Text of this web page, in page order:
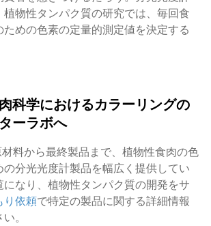
物性タンパク質の研究では、毎回食
めの色素の定量的測定値を決定する
科学におけるカラーリングの
ーラボへ
料から最終製品まで、植物性食肉の色
の分光光度計製品を幅広く提供してい
になり、植物性タンパク質の開発をサ
り依頼で特定の製品に関する詳細情報
。